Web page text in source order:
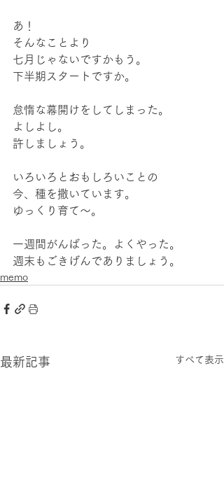
あ！
そんなことより
七月じゃないですかもう。
下半期スタートですか。
怠惰な幕開けをしてしまった。
よしよし。
許しましょう。
いろいろとおもしろいことの
今、種を撒いています。
ゆっくり育て〜。
一週間がんばった。よくやった。
週末もごきげんでありましょう。
memo
最新記事 すべて表示